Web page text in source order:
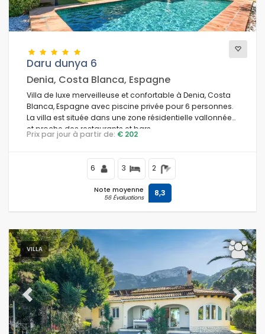
Daru dunya 6
Denia, Costa Blanca, Espagne
Villa de luxe merveilleuse et confortable à Denia, Costa
Blanca, Espagne avec piscine privée pour 6 personnes.
La villa est située dans une zone résidentielle vallonnée
et proche des restaurants et bars.
Prix par jour à partir de: € 202
6 3 2
Note moyenne
56 Évaluations 8,3
VILLA
Previous Next